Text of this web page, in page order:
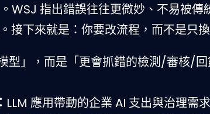
WSJ 指出錯誤往往更微妙、不易被傳
接下來就是：你要改流程，而不是只換
型」，而是「更會抓錯的檢測/審核/回
LLM 應用帶動的企業 AI 支出與治理需